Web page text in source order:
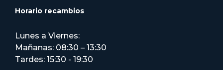
Horario recambios
Lunes a Viernes:
Mañanas: 08:30 – 13:30
Tardes: 15:30 - 19:30